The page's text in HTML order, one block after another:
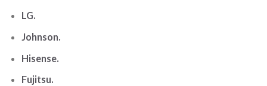
LG.
Johnson.
Hisense.
Fujitsu.